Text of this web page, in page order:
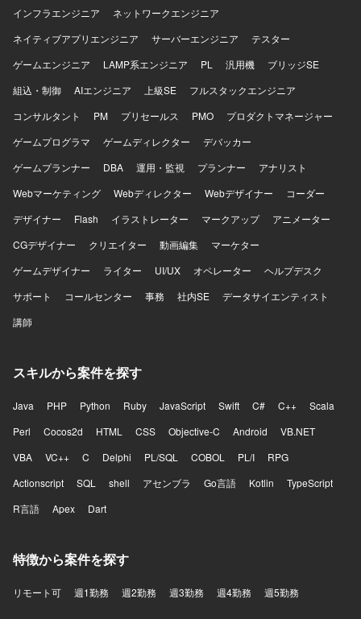
発・保守に関わることができます。リリース前後の改修や
検証、障害調査など、サービスライフサイクル全体に携わ
ることで、バックエンドエンジニアとしての経験を総合的
に積むことができます。 【開発環境】 Django/Pythonを用
Webアプリケーションの保守開発を行います。RDB/SQLを
利用したデータベースアクセスや、Gitを用いたチーム開発
インフラエンジニア
ネットワークエンジニア
ネイティブアプリエンジニア
サーバーエンジニア
テスター
ゲームエンジニア
LAMP系エンジニア PL 汎用機
ブリッジSE
組込・制御
AIエンジニア 上級SE
フルスタックエンジニア
コンサルタント
PM プリセールス PMO
プロダクトマネージャー
ゲームプログラマ
ゲームディレクター
デバッカー
ゲームプランナー
DBA 運用・監視 プランナー
アナリスト
Webマーケティング
Webディレクター Webデザイナー
コーダー
デザイナー
Flash イラストレーター マークアップ
アニメーター
CGデザイナー
クリエイター 動画編集
マーケター
ゲームデザイナー
ライター UI/UX オペレーター
ヘルプデスク
サポート
コールセンター 事務 社内SE
データサイエンティスト
講師
スキルから案件を探す
Java PHP Python Ruby JavaScript Swift C# C++
Scala
Perl
Cocos2d HTML CSS Objective-C Android
VB.NET
VBA
VC++ C Delphi PL/SQL COBOL PL/I
RPG
Actionscript
SQL shell アセンブラ Go言語 Kotlin
TypeScript
R言語
Apex Dart
特徴から案件を探す
リモート可 週1勤務 週2勤務 週3勤務 週4勤務 週5勤務